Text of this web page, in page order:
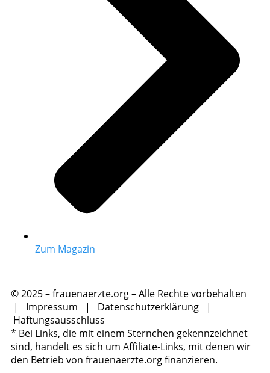
Zum Magazin
© 2025 – frauenaerzte.org – Alle Rechte vorbehalten
| Impressum | Datenschutzerklärung |
Haftungsausschluss
* Bei Links, die mit einem Sternchen gekennzeichnet
sind, handelt es sich um Affiliate-Links, mit denen wir
den Betrieb von frauenaerzte.org finanzieren.